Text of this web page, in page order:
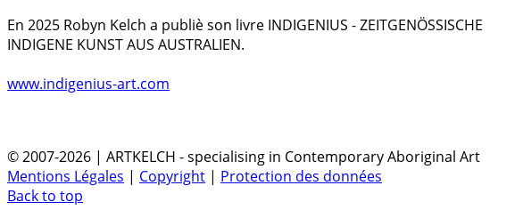
En 2025 Robyn Kelch a publiè son livre INDIGENIUS - ZEITGENÖSSISCHE
INDIGENE KUNST AUS AUSTRALIEN.
www.indigenius-art.com
© 2007-2026 | ARTKELCH - specialising in Contemporary Aboriginal Art
Mentions Légales | Copyright | Protection des données
Back to top